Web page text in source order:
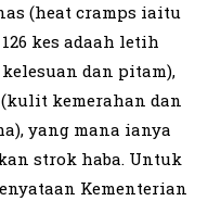
(heat cramps iaitu
kes adaah letih
dan pitam),
kemerahan dan
yang mana ianya
strok haba. Untuk
Kementerian